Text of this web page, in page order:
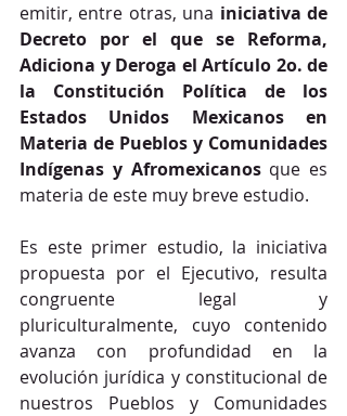
emitir, entre otras, una iniciativa de
Decreto por el que se Reforma,
Adiciona y Deroga el Artículo 2o. de
la Constitución Política de los
Estados Unidos Mexicanos en
Materia de Pueblos y Comunidades
Indígenas y Afromexicanos que es
materia de este muy breve estudio.
Es este primer estudio, la iniciativa
propuesta por el Ejecutivo, resulta
congruente legal y
pluriculturalmente, cuyo contenido
avanza con profundidad en la
evolución jurídica y constitucional de
nuestros Pueblos y Comunidades